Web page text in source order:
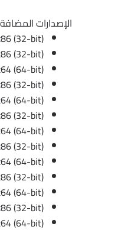
الإصدارات
(32-bit)
(32-bit)
(64-bit)
(32-bit)
(64-bit)
(32-bit)
(64-bit)
(32-bit)
(64-bit)
(32-bit)
(64-bit)
(32-bit)
(64-bit)